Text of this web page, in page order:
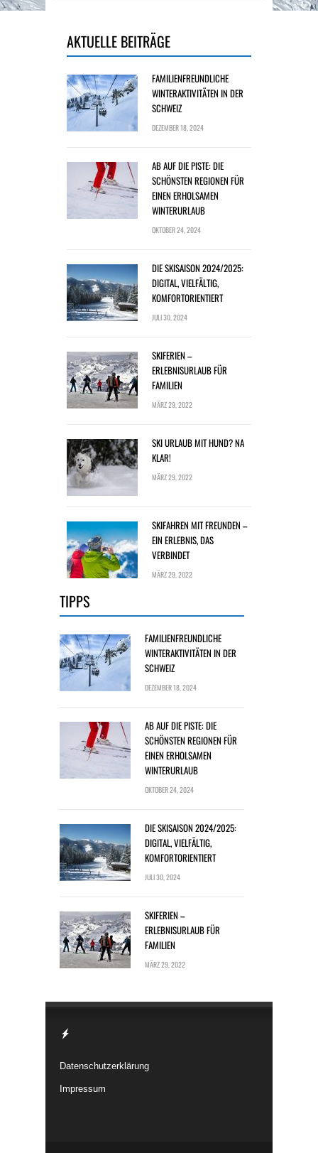
AKTUELLE BEITRÄGE
FAMILIENFREUNDLICHE
WINTERAKTIVITÄTEN IN DER
SCHWEIZ
DEZEMBER 18, 2024
AB AUF DIE PISTE: DIE
SCHÖNSTEN REGIONEN FÜR
EINEN ERHOLSAMEN
WINTERURLAUB
OKTOBER 24, 2024
DIE SKISAISON 2024/2025:
DIGITAL, VIELFÄLTIG,
KOMFORTORIENTIERT
JULI 30, 2024
SKIFERIEN –
ERLEBNISURLAUB FÜR
FAMILIEN
MÄRZ 29, 2022
SKI URLAUB MIT HUND? NA
KLAR!
MÄRZ 29, 2022
SKIFAHREN MIT FREUNDEN –
EIN ERLEBNIS, DAS
VERBINDET
MÄRZ 29, 2022
TIPPS
FAMILIENFREUNDLICHE
WINTERAKTIVITÄTEN IN DER
SCHWEIZ
DEZEMBER 18, 2024
AB AUF DIE PISTE: DIE
SCHÖNSTEN REGIONEN FÜR
EINEN ERHOLSAMEN
WINTERURLAUB
OKTOBER 24, 2024
DIE SKISAISON 2024/2025:
DIGITAL, VIELFÄLTIG,
KOMFORTORIENTIERT
JULI 30, 2024
SKIFERIEN –
ERLEBNISURLAUB FÜR
FAMILIEN
MÄRZ 29, 2022
Datenschutzerklärung
Impressum